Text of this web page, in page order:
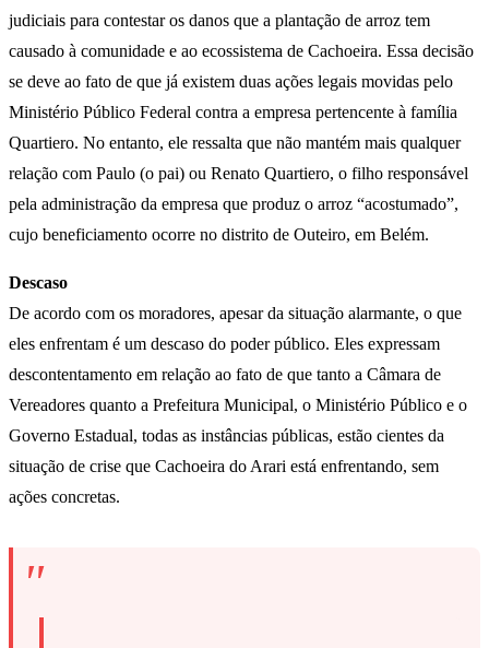
judiciais para contestar os danos que a plantação de arroz tem
causado à comunidade e ao ecossistema de Cachoeira. Essa decisão
se deve ao fato de que já existem duas ações legais movidas pelo
Ministério Público Federal contra a empresa pertencente à família
Quartiero. No entanto, ele ressalta que não mantém mais qualquer
relação com Paulo (o pai) ou Renato Quartiero, o filho responsável
pela administração da empresa que produz o arroz “acostumado”,
cujo beneficiamento ocorre no distrito de Outeiro, em Belém.
Descaso
De acordo com os moradores, apesar da situação alarmante, o que
eles enfrentam é um descaso do poder público. Eles expressam
descontentamento em relação ao fato de que tanto a Câmara de
Vereadores quanto a Prefeitura Municipal, o Ministério Público e o
Governo Estadual, todas as instâncias públicas, estão cientes da
situação de crise que Cachoeira do Arari está enfrentando, sem
ações concretas.